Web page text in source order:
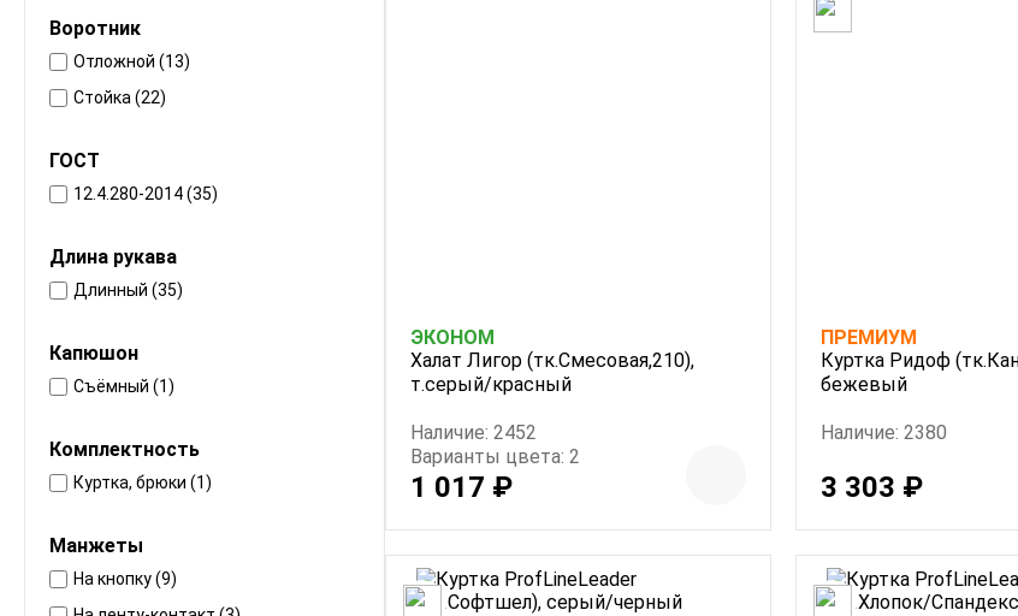
Воротник
Отложной (13)
Стойка (22)
ГОСТ
12.4.280-2014 (35)
Длина рукава
Длинный (35)
Капюшон
Съёмный (1)
Комплектность
Куртка, брюки (1)
Манжеты
На кнопку (9)
ЭКОНОМ
Халат Лигор (тк.Смесовая,210),
т.серый/красный
Наличие: 2452
Варианты цвета: 2
1 017 ₽
ПРЕМИУМ
Куртка Ридоф
бежевый
Наличие: 2380
3 303 ₽